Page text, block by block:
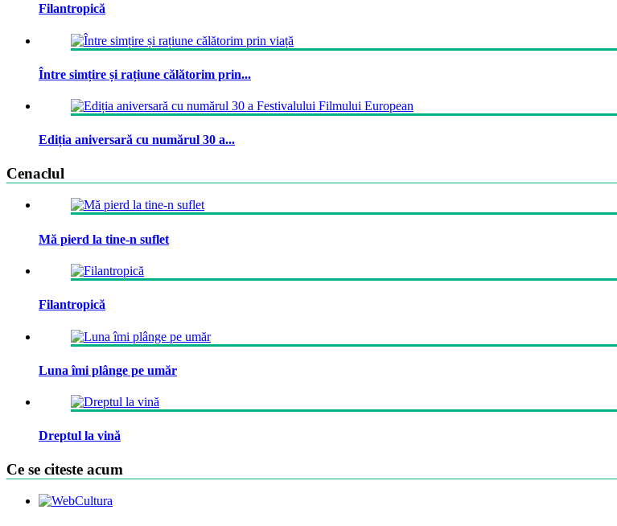
Filantropică
Între simțire și rațiune călătorim prin...
Ediția aniversară cu numărul 30 a...
Cenaclul
Mă pierd la tine-n suflet
Filantropică
Luna îmi plânge pe umăr
Dreptul la vină
Ce se citeste acum